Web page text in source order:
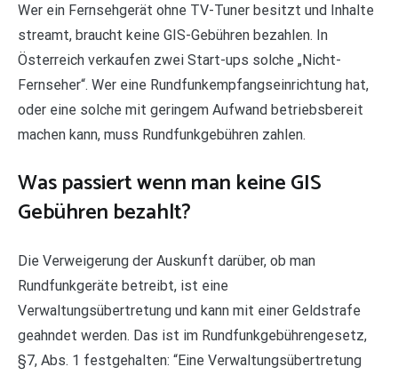
Wer ein Fernsehgerät ohne TV-Tuner besitzt und Inhalte
streamt, braucht keine GIS-Gebühren bezahlen. In
Österreich verkaufen zwei Start-ups solche „Nicht-
Fernseher“. Wer eine Rundfunkempfangseinrichtung hat,
oder eine solche mit geringem Aufwand betriebsbereit
machen kann, muss Rundfunkgebühren zahlen.
Was passiert wenn man keine GIS
Gebühren bezahlt?
Die Verweigerung der Auskunft darüber, ob man
Rundfunkgeräte betreibt, ist eine
Verwaltungsübertretung und kann mit einer Geldstrafe
geahndet werden. Das ist im Rundfunkgebührengesetz,
§7, Abs. 1 festgehalten: “Eine Verwaltungsübertretung